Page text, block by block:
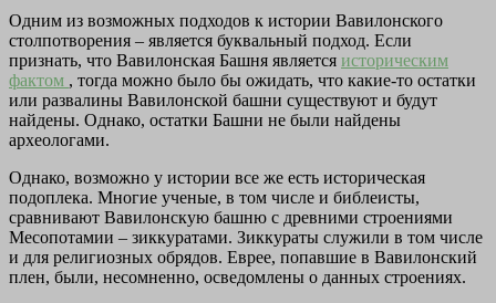
Одним из возможных подходов к истории Вавилонского
столпотворения – является буквальный подход. Если
признать, что Вавилонская Башня является историческим
фактом , тогда можно было бы ожидать, что какие-то остатки
или развалины Вавилонской башни существуют и будут
найдены. Однако, остатки Башни не были найдены
археологами.
Однако, возможно у истории все же есть историческая
подоплека. Многие ученые, в том числе и библеисты,
сравнивают Вавилонскую башню с древними строениями
Месопотамии – зиккуратами. Зиккураты служили в том числе
и для религиозных обрядов. Еврее, попавшие в Вавилонский
плен, были, несомненно, осведомлены о данных строениях.